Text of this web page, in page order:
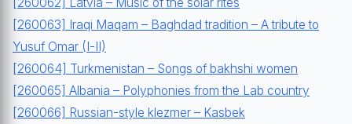
[260063] Iraqi Maqam – Baghdad tradition – A tribute to
Yusuf Omar (I-II)
[260064] Turkmenistan – Songs of bakhshi women
[260065] Albania – Polyphonies from the Lab country
[260066] Russian-style klezmer – Kasbek